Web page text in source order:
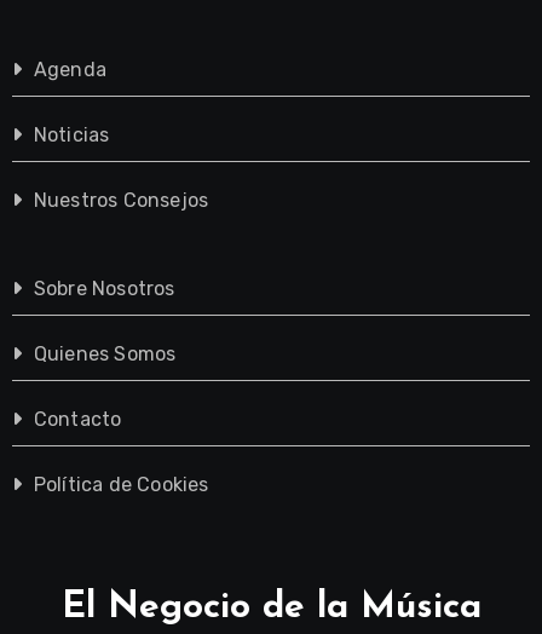
Agenda
Noticias
Nuestros Consejos
Sobre Nosotros
Quienes Somos
Contacto
Política de Cookies
El Negocio de la Música